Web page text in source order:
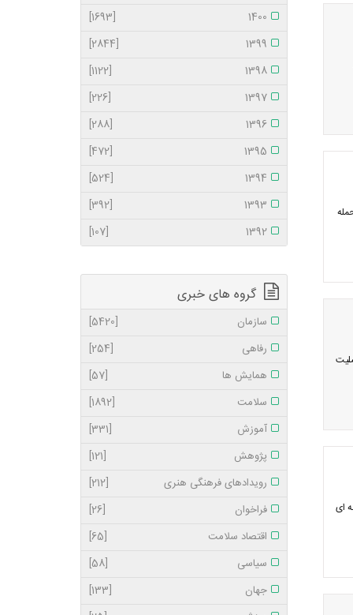
ای
1400
[1693]
1399
[2844]
1398
[1122]
1397
[226]
1396
[288]
1395
[472]
1394
[524]
1393
[392]
1392
[107]
گروه های خبری
سازمان
[5420]
رفاهی
[254]
همایش ها
[57]
سلامت
[1892]
آموزش
[331]
پژوهش
[121]
رویدادهای فرهنگی هنری
[212]
فراخوان
[26]
اقتصاد سلامت
[65]
سیاسی
[58]
جهان
[133]